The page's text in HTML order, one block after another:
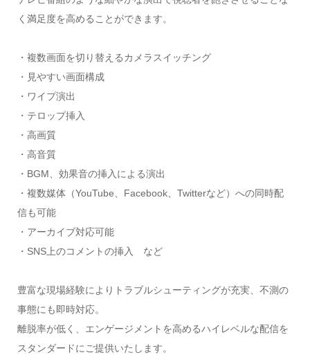
く満足度を高めることができます。
・複数画面を切り替えるカメラスイッチング
・見やすい画面構成
・ワイプ演出
・テロップ挿入
・高画質
・高音質
・BGM、効果音の挿入による演出
・複数媒体（YouTube、Facebook、Twitterなど）への同時配
信も可能
・アーカイブ対応可能
・SNS上のコメントの挿入 など
豊富な現場経験によりトラブルシューティングが充実、不測の
事態にも即時対応。
離脱率が低く、エンゲージメントを高めるハイレベルな配信を
スタンダードにご提供いたします。